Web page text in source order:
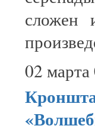
сложен
02